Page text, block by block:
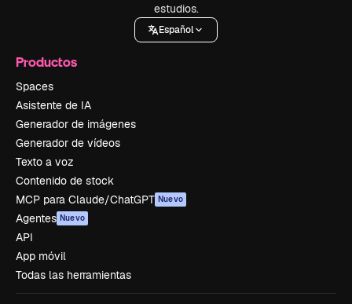
estudios.
Español
Productos
Spaces
Asistente de IA
Generador de imágenes
Generador de vídeos
Texto a voz
Contenido de stock
MCP para Claude/ChatGPT Nuevo
Agentes Nuevo
API
App móvil
Todas las herramientas